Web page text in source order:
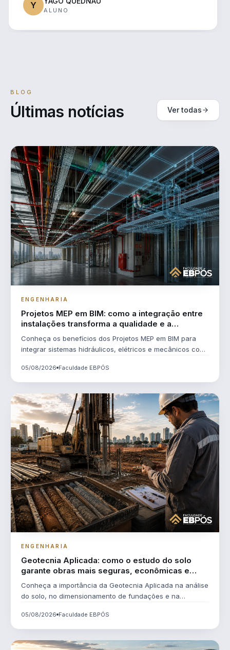
Y ALUNO
BLOG
Últimas notícias Ver todas
ENGENHARIA
Projetos MEP em BIM: como a integração entre
instalações transforma a qualidade e a
eficiência das obras
Conheça os benefícios dos Projetos MEP em BIM para
integrar sistemas hidráulicos, elétricos e mecânicos com
05/08/2026 Faculdade EBPÓS
ENGENHARIA
Geotecnia Aplicada: como o estudo do solo
garante obras mais seguras, econômicas e
duráveis
Conheça a importância da Geotecnia Aplicada na análise
do solo, no dimensionamento de fundações e na
05/08/2026 Faculdade EBPÓS